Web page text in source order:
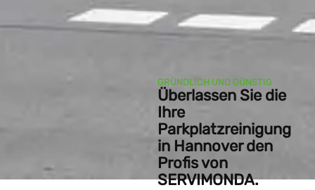
GRÜNDLICH UND GÜNSTIG
Überlassen Sie die
Ihre
Parkplatzreinigung
in Hannover den
Profis von
SERVIMONDA.